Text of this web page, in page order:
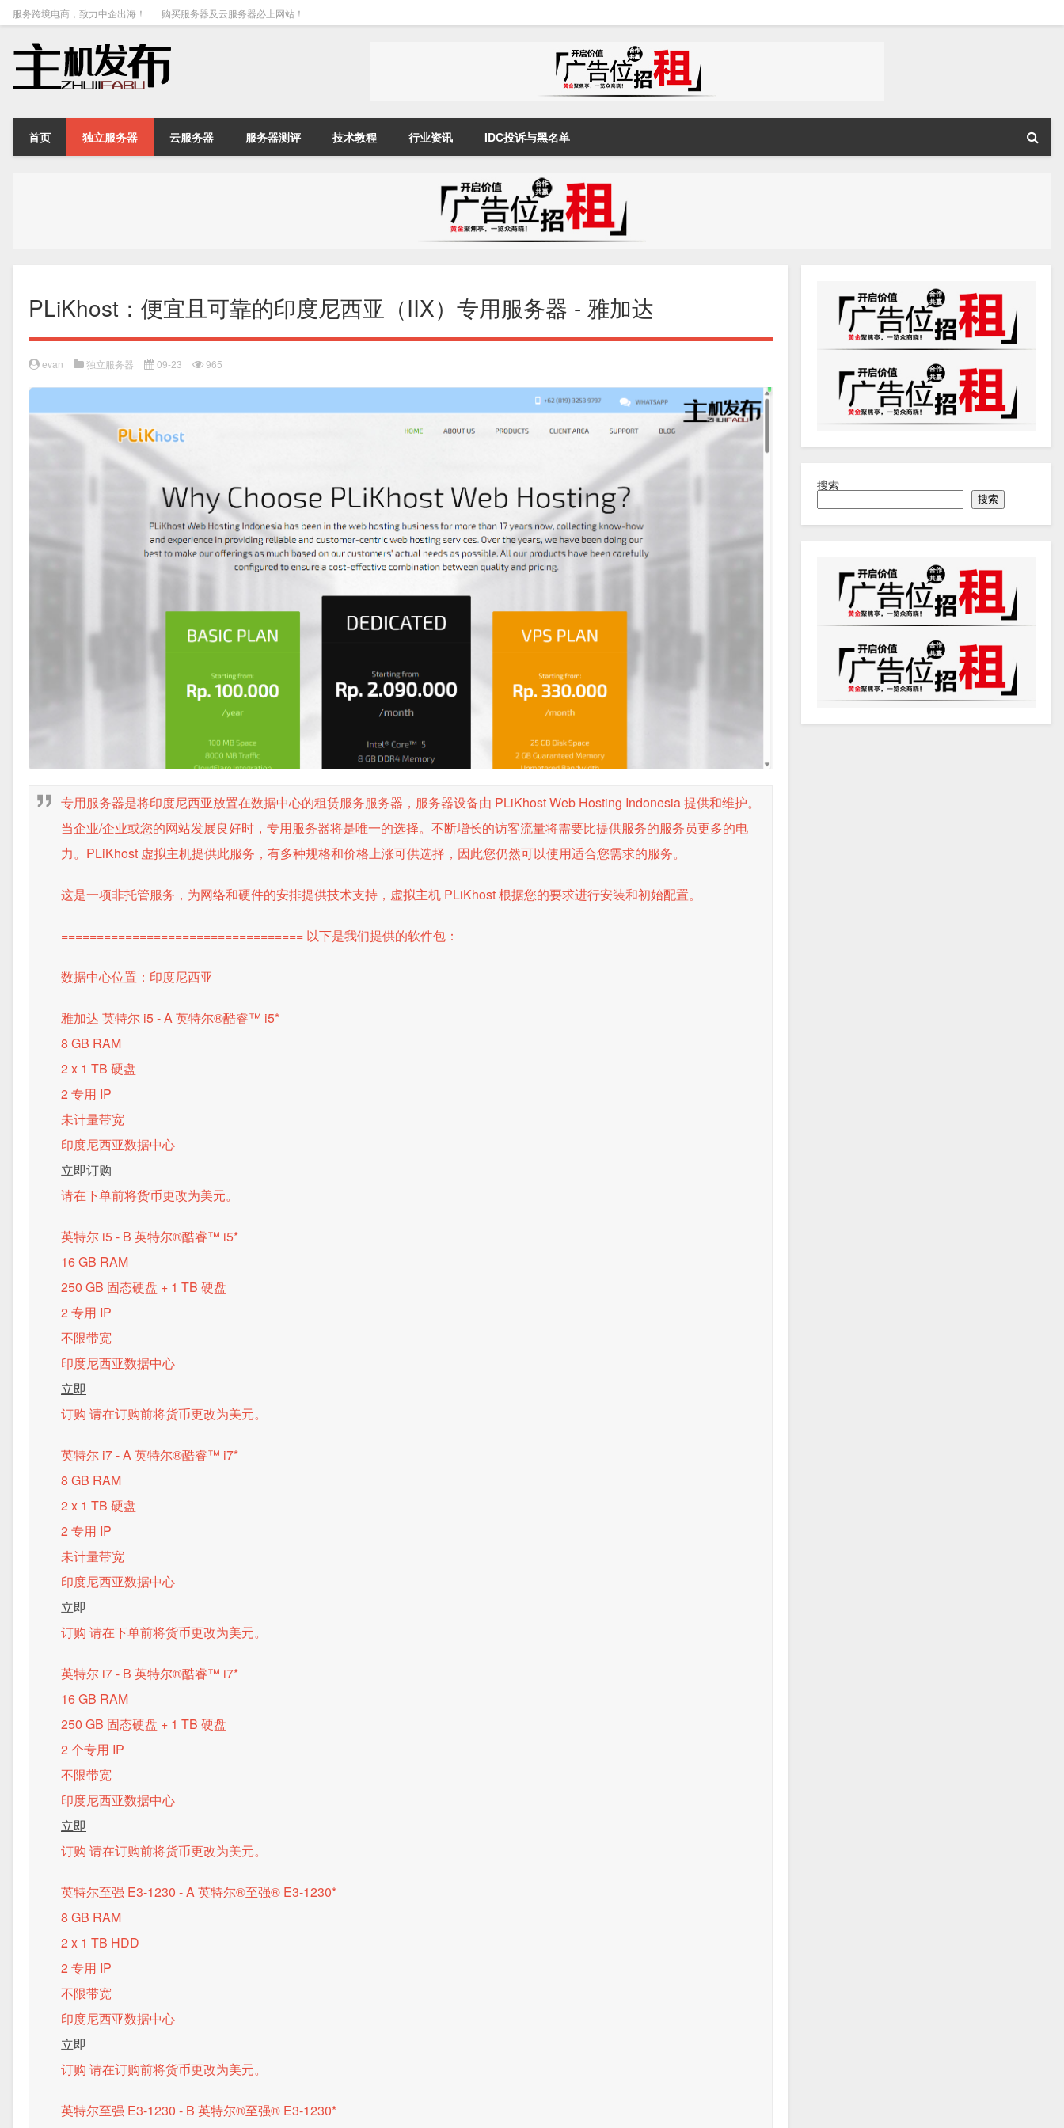
服务跨境电商，致力中企出海！ 购买服务器及云服务器必上网站！
首页 独立服务器 云服务器 服务器测评 技术教程 行业资讯 IDC投诉与黑名单
PLiKhost：便宜且可靠的印度尼西亚（IIX）专用服务器 - 雅加达
evan 独立服务器 09-23 965
专用服务器是将印度尼西亚放置在数据中心的租赁服务服务器，服务器设备由 PLiKhost Web Hosting Indonesia 提供和维护。
当企业/企业或您的网站发展良好时，专用服务器将是唯一的选择。不断增长的访客流量将需要比提供服务的服务员更多的电
力。PLiKhost 虚拟主机提供此服务，有多种规格和价格上涨可供选择，因此您仍然可以使用适合您需求的服务。
这是一项非托管服务，为网络和硬件的安排提供技术支持，虚拟主机 PLiKhost 根据您的要求进行安装和初始配置。
================================== 以下是我们提供的软件包：
数据中心位置：印度尼西亚
雅加达 英特尔 i5 - A英特尔®酷睿™ i5*
8 GB RAM
2 x 1 TB 硬盘
2 专用 IP
未计量带宽
印度尼西亚数据中心
立即订购
请在下单前将货币更改为美元。
英特尔 i5 - B 英特尔®酷睿™ i5*
16 GB RAM
250 GB 固态硬盘 + 1 TB 硬盘
2 专用 IP
不限带宽
印度尼西亚数据中心
立即
订购 请在订购前将货币更改为美元。
英特尔 i7 - A英特尔®酷睿™ i7*
8 GB RAM
2 x 1 TB 硬盘
2 专用 IP
未计量带宽
印度尼西亚数据中心
立即
订购 请在下单前将货币更改为美元。
英特尔 i7 - B 英特尔®酷睿™ i7*
16 GB RAM
250 GB 固态硬盘 + 1 TB 硬盘
2 个专用 IP
不限带宽
印度尼西亚数据中心
立即
订购 请在订购前将货币更改为美元。
英特尔至强 E3-1230 - A英特尔®至强® E3-1230*
8 GB RAM
2 x 1 TB HDD
2 专用 IP
不限带宽
印度尼西亚数据中心
立即
订购 请在订购前将货币更改为美元。
英特尔至强 E3-1230 - B 英特尔®至强® E3-1230*
搜索
搜索